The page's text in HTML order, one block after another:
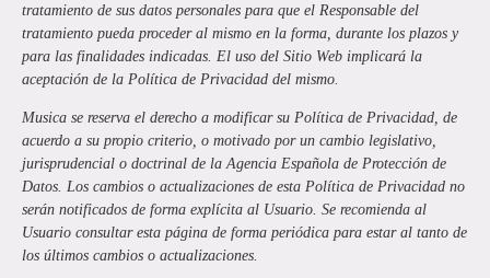
tratamiento de sus datos personales para que el Responsable del
tratamiento pueda proceder al mismo en la forma, durante los plazos y
para las finalidades indicadas. El uso del Sitio Web implicará la
aceptación de la Política de Privacidad del mismo.
Musica se reserva el derecho a modificar su Política de Privacidad, de
acuerdo a su propio criterio, o motivado por un cambio legislativo,
jurisprudencial o doctrinal de la Agencia Española de Protección de
Datos. Los cambios o actualizaciones de esta Política de Privacidad no
serán notificados de forma explícita al Usuario. Se recomienda al
Usuario consultar esta página de forma periódica para estar al tanto de
los últimos cambios o actualizaciones.